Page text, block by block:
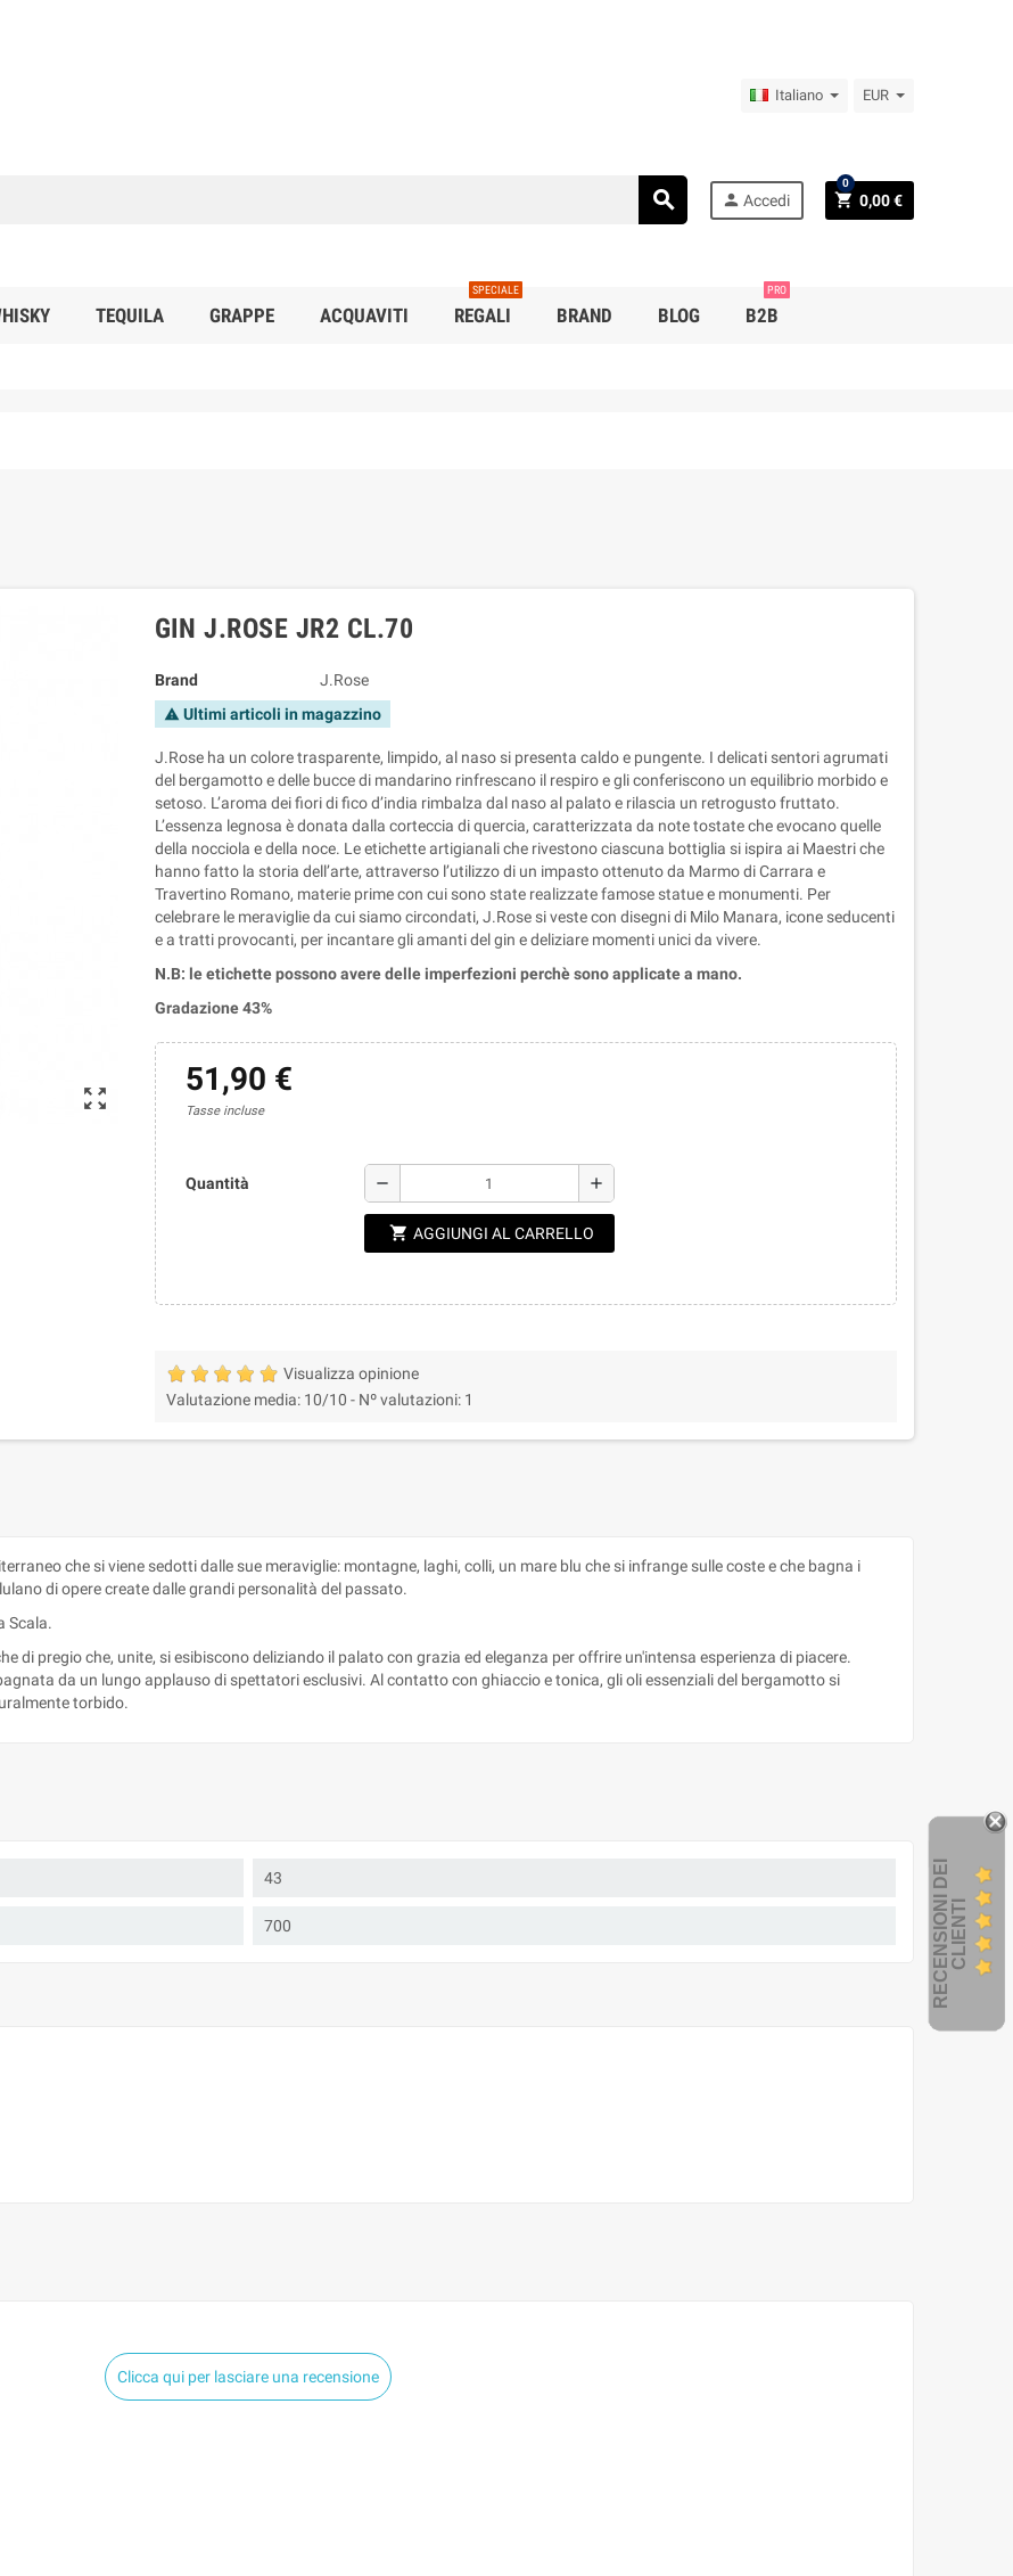
Italiano EUR
search person Accedi shopping_cart 0,00 €
0
TEQUILA GRAPPE ACQUAVITI REGALI
SPECIALE
BRAND BLOG B2B
PRO
zoom_out_map
GIN J.ROSE JR2 CL.70
Brand J.Rose
warning Ultimi articoli in magazzino
J.Rose ha un colore trasparente, limpido, al naso si presenta caldo e pungente. I delicati sentori agrumati
del bergamotto e delle bucce di mandarino rinfrescano il respiro e gli conferiscono un equilibrio morbido e
setoso. L’aroma dei fiori di fico d’india rimbalza dal naso al palato e rilascia un retrogusto fruttato.
L’essenza legnosa è donata dalla corteccia di quercia, caratterizzata da note tostate che evocano quelle
della nocciola e della noce. Le etichette artigianali che rivestono ciascuna bottiglia si ispira ai Maestri che
hanno fatto la storia dell’arte, attraverso l’utilizzo di un impasto ottenuto da Marmo di Carrara e
Travertino Romano, materie prime con cui sono state realizzate famose statue e monumenti. Per
celebrare le meraviglie da cui siamo circondati, J.Rose si veste con disegni di Milo Manara, icone seducenti
e a tratti provocanti, per incantare gli amanti del gin e deliziare momenti unici da vivere.
N.B: le etichette possono avere delle imperfezioni perchè sono applicate a mano.
Gradazione 43%
51,90 €
Tasse incluse
Quantità remove add
shopping_cart AGGIUNGI AL CARRELLO
Visualizza opinione
Valutazione media: 10/10 - Nº valutazioni: 1
che si viene sedotti dalle sue meraviglie: montagne, laghi, colli, un mare blu che si infrange sulle coste e che bagna i
di opere create dalle grandi personalità del passato.
Scala.
di pregio che, unite, si esibiscono deliziando il palato con grazia ed eleganza per offrire un'intensa esperienza di piacere.
da un lungo applauso di spettatori esclusivi. Al contatto con ghiaccio e tonica, gli oli essenziali del bergamotto si
torbido.
43
700
Clicca qui per lasciare una recensione
R
E
C
E
N
S
I
ON
I
D
E
I
C
L
I
E
N
TI